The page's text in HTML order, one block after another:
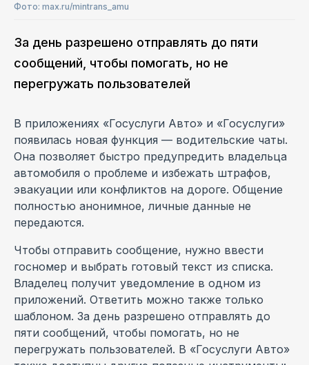
Фото: max.ru/mintrans_amu
За день разрешено отправлять до пяти
сообщений, чтобы помогать, но не
перегружать пользователей
В приложениях «Госуслуги Авто» и «Госуслуги»
появилась новая функция — водительские чаты.
Она позволяет быстро предупредить владельца
автомобиля о проблеме и избежать штрафов,
эвакуации или конфликтов на дороге. Общение
полностью анонимное, личные данные не
передаются.
Чтобы отправить сообщение, нужно ввести
госномер и выбрать готовый текст из списка.
Владелец получит уведомление в одном из
приложений. Ответить можно также только
шаблоном. За день разрешено отправлять до
пяти сообщений, чтобы помогать, но не
перегружать пользователей. В «Госуслуги Авто»